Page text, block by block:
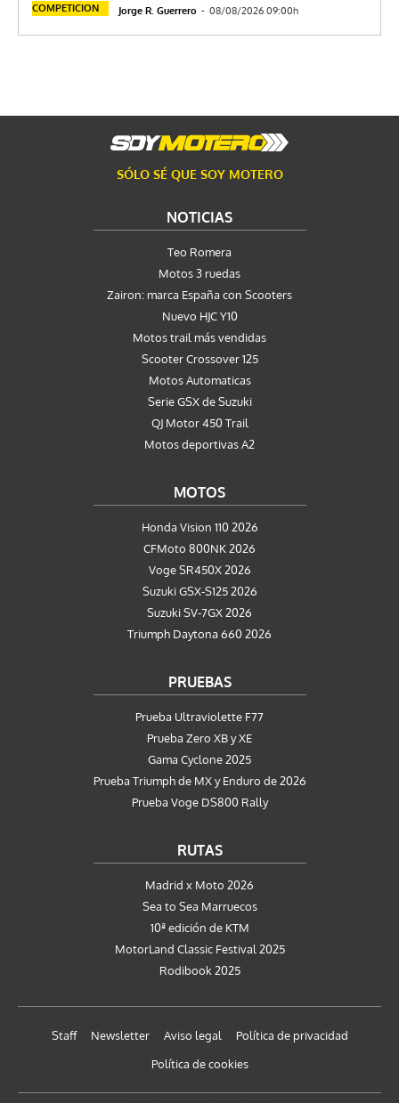
COMPETICION Jorge R. Guerrero - 08/08/2026 09:00h
SÓLO SÉ QUE SOY MOTERO
NOTICIAS
Teo Romera
Motos 3 ruedas
Zairon: marca España con Scooters
Nuevo HJC Y10
Motos trail más vendidas
Scooter Crossover 125
Motos Automaticas
Serie GSX de Suzuki
QJ Motor 450 Trail
Motos deportivas A2
MOTOS
Honda Vision 110 2026
CFMoto 800NK 2026
Voge SR450X 2026
Suzuki GSX-S125 2026
Suzuki SV-7GX 2026
Triumph Daytona 660 2026
PRUEBAS
Prueba Ultraviolette F77
Prueba Zero XB y XE
Gama Cyclone 2025
Prueba Triumph de MX y Enduro de 2026
Prueba Voge DS800 Rally
RUTAS
Madrid x Moto 2026
Sea to Sea Marruecos
10ª edición de KTM
MotorLand Classic Festival 2025
Rodibook 2025
Staff Newsletter Aviso legal
Política de privacidad
Política de cookies